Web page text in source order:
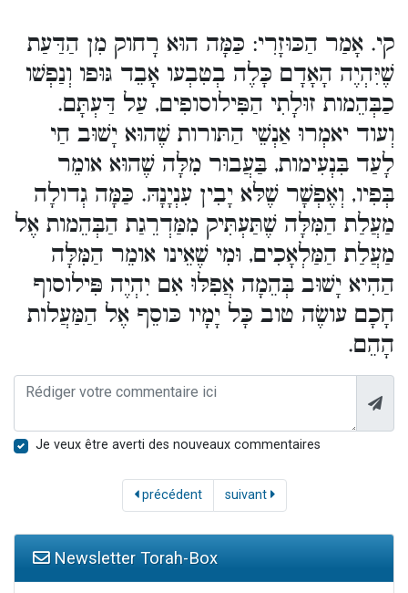
קי. אָמַר הַכּוּזָרִי: כַּמָּה הוּא רָחוק מִן הַדַּעַת
שֶׁיִּהְיֶה הָאָדָם כָּלֶה בְטִבְעו אָבֵד גּוּפו וְנַפְשׁו
כַבְּהֵמות זוּלָתִי הַפִּילוסופִים, עַל דַּעְתָּם.
וְעוד יאמְרוּ אַנְשֵׁי הַתּורות שֶׁהוּא יָשׁוּב חַי
לָעַד בִּנְעִימות, בַּעֲבוּר מִלָּה שֶׁהוּא אומֵר
בְּפִיו, וְאֶפְשָׁר שֶׁלּא יָבִין עִנְיָנָהּ. כַּמָּה גְדולָה
מַעֲלַת הַמִּלָּה שֶׁתַּעְתִּיק מִמַּדְרֵגַת הַבְּהֵמות אֶל
מַעֲלַת הַמַּלְאָכִים, וּמִי שֶׁאֵינו אומֵר הַמִּלָּה
הַהִיא יָשׁוּב בְּהֵמָה אֲפִלּוּ אִם יִהְיֶה פִּילוסוף
חָכָם עושֶׂה טוב כָּל יָמָיו כּוסֵף אֶל הַמַּעֲלות
הָהֵם.
Je veux être averti des nouveaux commentaires
précédent suivant
Newsletter Torah-Box